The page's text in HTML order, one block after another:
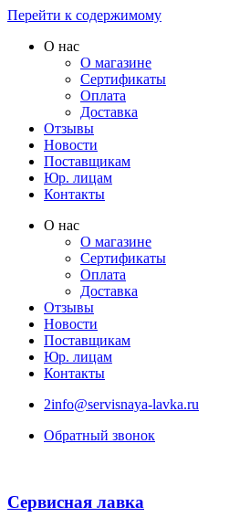
Перейти к содержимому
О нас
О магазине
Сертификаты
Оплата
Доставка
Отзывы
Новости
Поставщикам
Юр. лицам
Контакты
О нас
О магазине
Сертификаты
Оплата
Доставка
Отзывы
Новости
Поставщикам
Юр. лицам
Контакты
2info@servisnaya-lavka.ru
Обратный звонок
Сервисная лавка